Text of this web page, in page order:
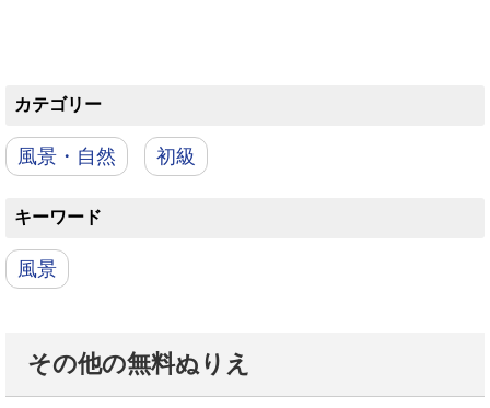
カテゴリー
風景・自然 初級
キーワード
風景
その他の無料ぬりえ